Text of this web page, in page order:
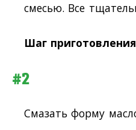
смесью. Все
Шаг
#2
Смазать форму